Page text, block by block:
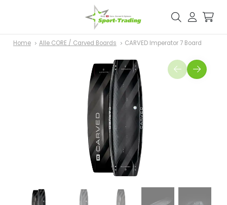
Home Alle CORE / Carved Boards CARVED Imperator 7 Board